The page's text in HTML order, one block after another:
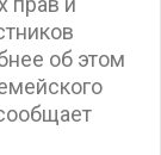
об этом